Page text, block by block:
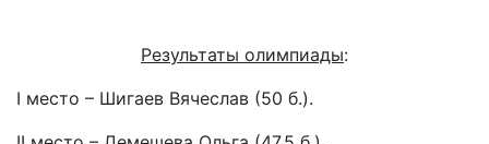
Результаты олимпиады:
I место – Шигаев Вячеслав (50 б.).